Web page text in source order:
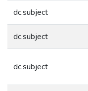
dc.subject
dc.subject
dc.subject